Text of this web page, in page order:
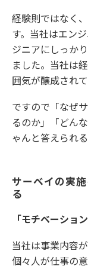
経験則ではなく
す。当社はエン
ジニアにしっか
ました。当社は
囲気が醸成され
ですので「なぜ
るのか」「どん
ゃんと答えられ
サーベイの実
る
「モチベーショ
当社は事業内容
個々人が仕事の